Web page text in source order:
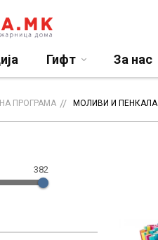
Гифт За нас
ПРОГРАМА МОЛИВИ И ПЕНКАЛА
382